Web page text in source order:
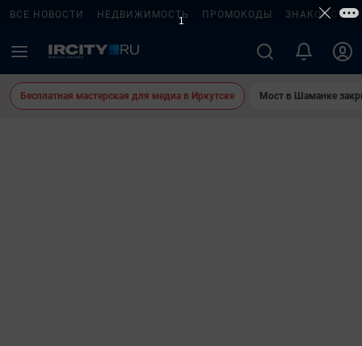
ВСЕ НОВОСТИ НЕДВИЖИМОСТЬ ПРОМОКОДЫ ЗНАКОМСТВА
Бесплатная мастерская для медиа в Иркутске Мост в Шаманке